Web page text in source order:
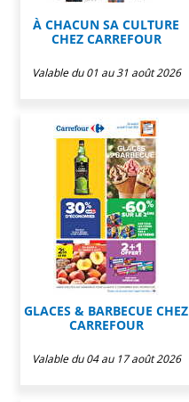
À CHACUN SA CULTURE
CHEZ CARREFOUR
Valable du 01 au 31 août 2026
GLACES & BARBECUE CHEZ
CARREFOUR
Valable du 04 au 17 août 2026